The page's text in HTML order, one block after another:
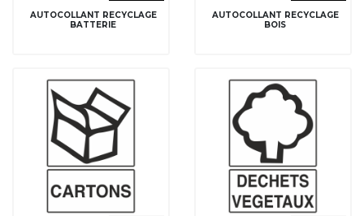
AUTOCOLLANT RECYCLAGE
BATTERIE
AUTOCOLLANT RECYCLAGE
BOIS